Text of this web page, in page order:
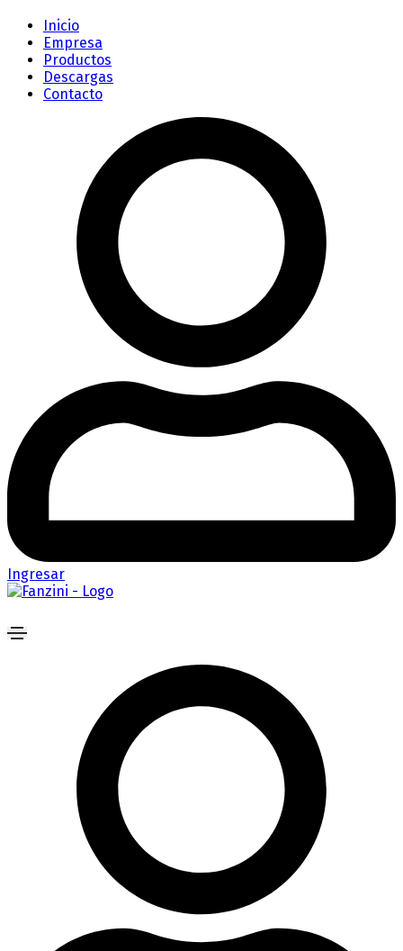
Inicio
Empresa
Productos
Descargas
Contacto
Ingresar